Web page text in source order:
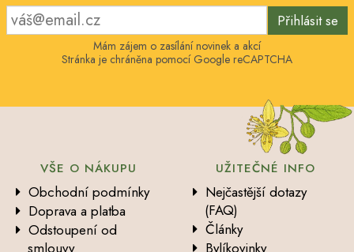
Přihlásit se
Mám zájem o zasílání novinek a akcí
Stránka je chráněna pomocí Google reCAPTCHA
VŠE O NÁKUPU
Obchodní podmínky
Doprava a platba
Odstoupení od
smlouvy
UŽITEČNÉ INFO
Nejčastější dotazy
(FAQ)
Články
Bylíkovinky